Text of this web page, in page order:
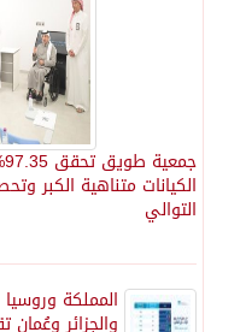
الكيانات متناهية الكبر
التوالي
المملكة
والجزائر وعُمان